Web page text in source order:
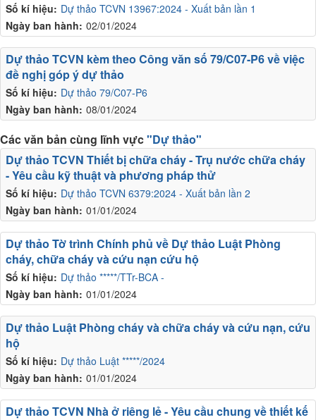
Số kí hiệu: Dự thảo TCVN 13967:2024 - Xuất bản lần 1
Ngày ban hành: 02/01/2024
Số kí hiệu: Dự thảo 79/C07-P6
Ngày ban hành: 08/01/2024
Dự thảo TCVN kèm theo Công văn số 79/C07-P6 về việc
đề nghị góp ý dự thảo
Các văn bản cùng lĩnh vực"Dự thảo"
Số kí hiệu: Dự thảo TCVN 6379:2024 - Xuất bản lần 2
Ngày ban hành: 01/01/2024
Dự thảo TCVN Thiết bị chữa cháy - Trụ nước chữa cháy
- Yêu cầu kỹ thuật và phương pháp thử
Số kí hiệu: Dự thảo *****/TTr-BCA -
Ngày ban hành: 01/01/2024
Dự thảo Tờ trình Chính phủ về Dự thảo Luật Phòng
cháy, chữa cháy và cứu nạn cứu hộ
Số kí hiệu: Dự thảo Luật *****/2024
Ngày ban hành: 01/01/2024
Dự thảo Luật Phòng cháy và chữa cháy và cứu nạn, cứu
hộ
Dự thảo TCVN Nhà ở riêng lẻ - Yêu cầu chung về thiết kế